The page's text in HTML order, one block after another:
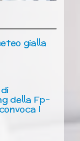
gialla
della Fp-
I